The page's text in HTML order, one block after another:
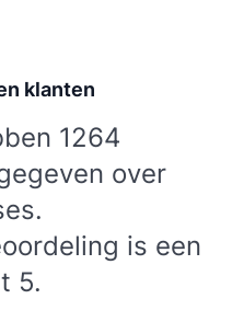
klanten
1264
over
is een
5.